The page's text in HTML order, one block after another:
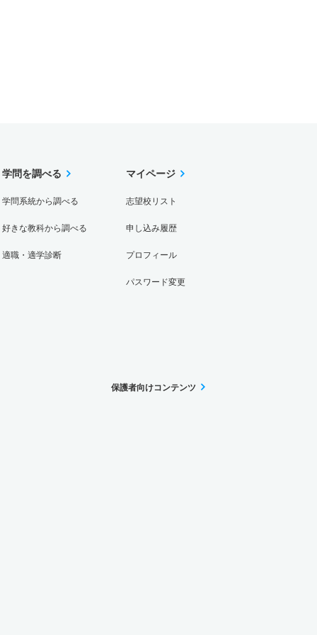
学問を調べる
学問系統から調べる
好きな教科から調べる
適職・適学診断
マイページ
志望校リスト
申し込み履歴
プロフィール
パスワード変更
保護者向けコンテンツ